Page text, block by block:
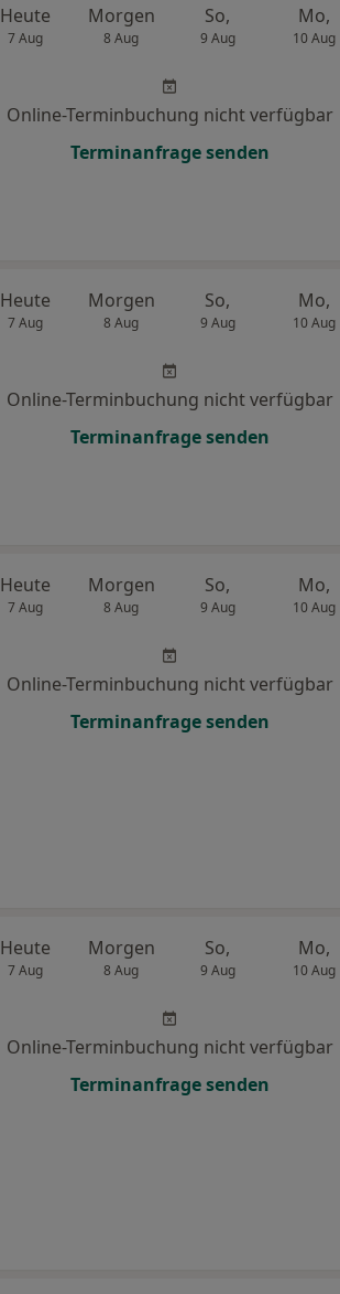
Heute
7 Aug
Morgen
8 Aug
So,
9 Aug
Mo,
10 Aug
Online-Terminbuchung nicht verfügbar
Terminanfrage senden
Heute
7 Aug
Morgen
8 Aug
So,
9 Aug
Mo,
10 Aug
Online-Terminbuchung nicht verfügbar
Terminanfrage senden
Heute
7 Aug
Morgen
8 Aug
So,
9 Aug
Mo,
10 Aug
Online-Terminbuchung nicht verfügbar
Terminanfrage senden
Heute
7 Aug
Morgen
8 Aug
So,
9 Aug
Mo,
10 Aug
Online-Terminbuchung nicht verfügbar
Terminanfrage senden